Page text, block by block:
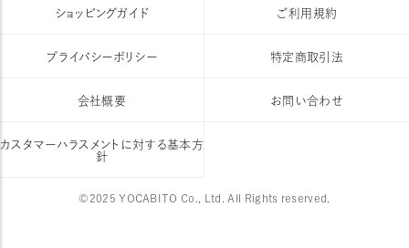
ショッピングガイド ご利用規約
プライバシーポリシー 特定商取引法
会社概要 お問い合わせ
カスタマーハラスメントに対する基本方
針
©2025 YOCABITO Co., Ltd. All Rights reserved.